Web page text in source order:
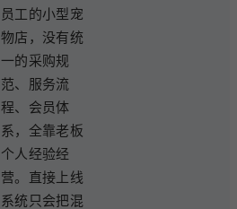
员工的小型宠
物店，没有统
一的采购规
范、服务流
程、会员体
系，全靠老板
个人经验经
营。直接上线
系统只会把混